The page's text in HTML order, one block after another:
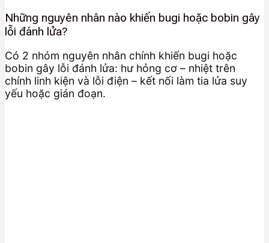
Những nguyên nhân nào khiến bugi hoặc bobin gây
lỗi đánh lửa?
Có 2 nhóm nguyên nhân chính khiến bugi hoặc
bobin gây lỗi đánh lửa: hư hỏng cơ – nhiệt trên
chính linh kiện và lỗi điện – kết nối làm tia lửa suy
yếu hoặc gián đoạn.